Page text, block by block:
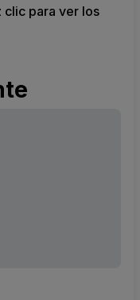
clic para ver los